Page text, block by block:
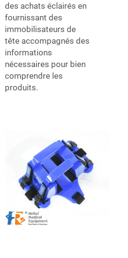
des achats éclairés en
fournissant des
immobilisateurs de
tête accompagnés des
informations
nécessaires pour bien
comprendre les
produits.